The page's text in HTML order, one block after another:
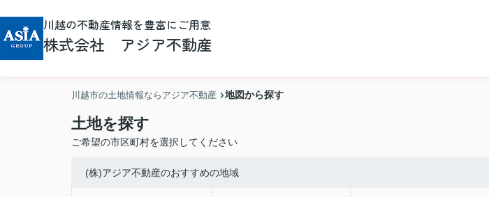
川越の不動産情報を豊富にご用意
株式会社 アジア不動産
川越市の土地情報ならアジア不動産 地図から探す
土地を探す
ご希望の市区町村を選択してください
(株)アジア不動産のおすすめの地域